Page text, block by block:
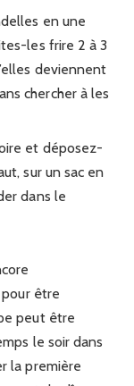
en une
les frire 2 à 3
deviennent
chercher à les
et déposez-
sur un sac en
dans le
être
peut être
le soir dans
la première